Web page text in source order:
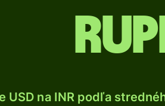
USD na INR podľa